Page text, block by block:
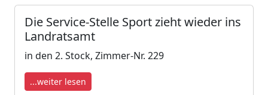
Die Service-Stelle Sport zieht wieder ins
Landratsamt
in den 2. Stock, Zimmer-Nr. 229
...weiter lesen